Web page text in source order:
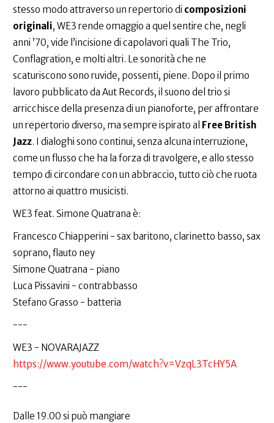
stesso modo attraverso un repertorio di composizioni
originali, WE3 rende omaggio a quel sentire che, negli
anni ’70, vide l’incisione di capolavori quali The Trio,
Conflagration, e molti altri. Le sonorità che ne
scaturiscono sono ruvide, possenti, piene. Dopo il primo
lavoro pubblicato da Aut Records, il suono del trio si
arricchisce della presenza di un pianoforte, per affrontare
un repertorio diverso, ma sempre ispirato al Free British
Jazz. I dialoghi sono continui, senza alcuna interruzione,
come un flusso che ha la forza di travolgere, e allo stesso
tempo di circondare con un abbraccio, tutto ciò che ruota
attorno ai quattro musicisti.
WE3 feat. Simone Quatrana è:
Francesco Chiapperini - sax baritono, clarinetto basso, sax
soprano, flauto ney
Simone Quatrana - piano
Luca Pissavini - contrabbasso
Stefano Grasso - batteria
---
WE3 - NOVARAJAZZ
https://www.youtube.com/watch?v=VzqL3TcHY5A
---
Dalle 19.00 si può mangiare